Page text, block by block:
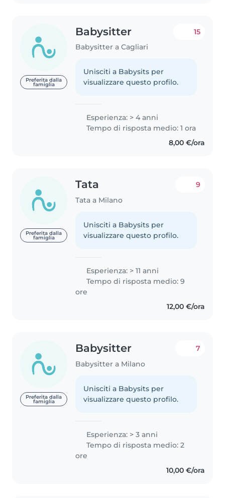
Preferita dalla
famiglia
Babysitter
Babysitter a Cagliari
15
Unisciti a Babysits per
visualizzare questo profilo.
Esperienza: > 4 anni
Tempo di risposta medio: 1 ora
8,00 €/ora
Preferita dalla
famiglia
Tata
Tata a Milano
9
Unisciti a Babysits per
visualizzare questo profilo.
Esperienza: > 11 anni
Tempo di risposta medio: 9
ore
12,00 €/ora
Preferita dalla
famiglia
Babysitter
Babysitter a Milano
7
Unisciti a Babysits per
visualizzare questo profilo.
Esperienza: > 3 anni
Tempo di risposta medio: 2
ore
10,00 €/ora